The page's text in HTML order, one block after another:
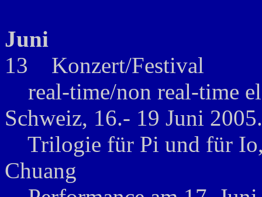
Juni
13 Konzert/Festival
real-time/non real-time
Schweiz, 16.- 19 Juni 2005.
Trilogie für Pi und für Io,
Chuang